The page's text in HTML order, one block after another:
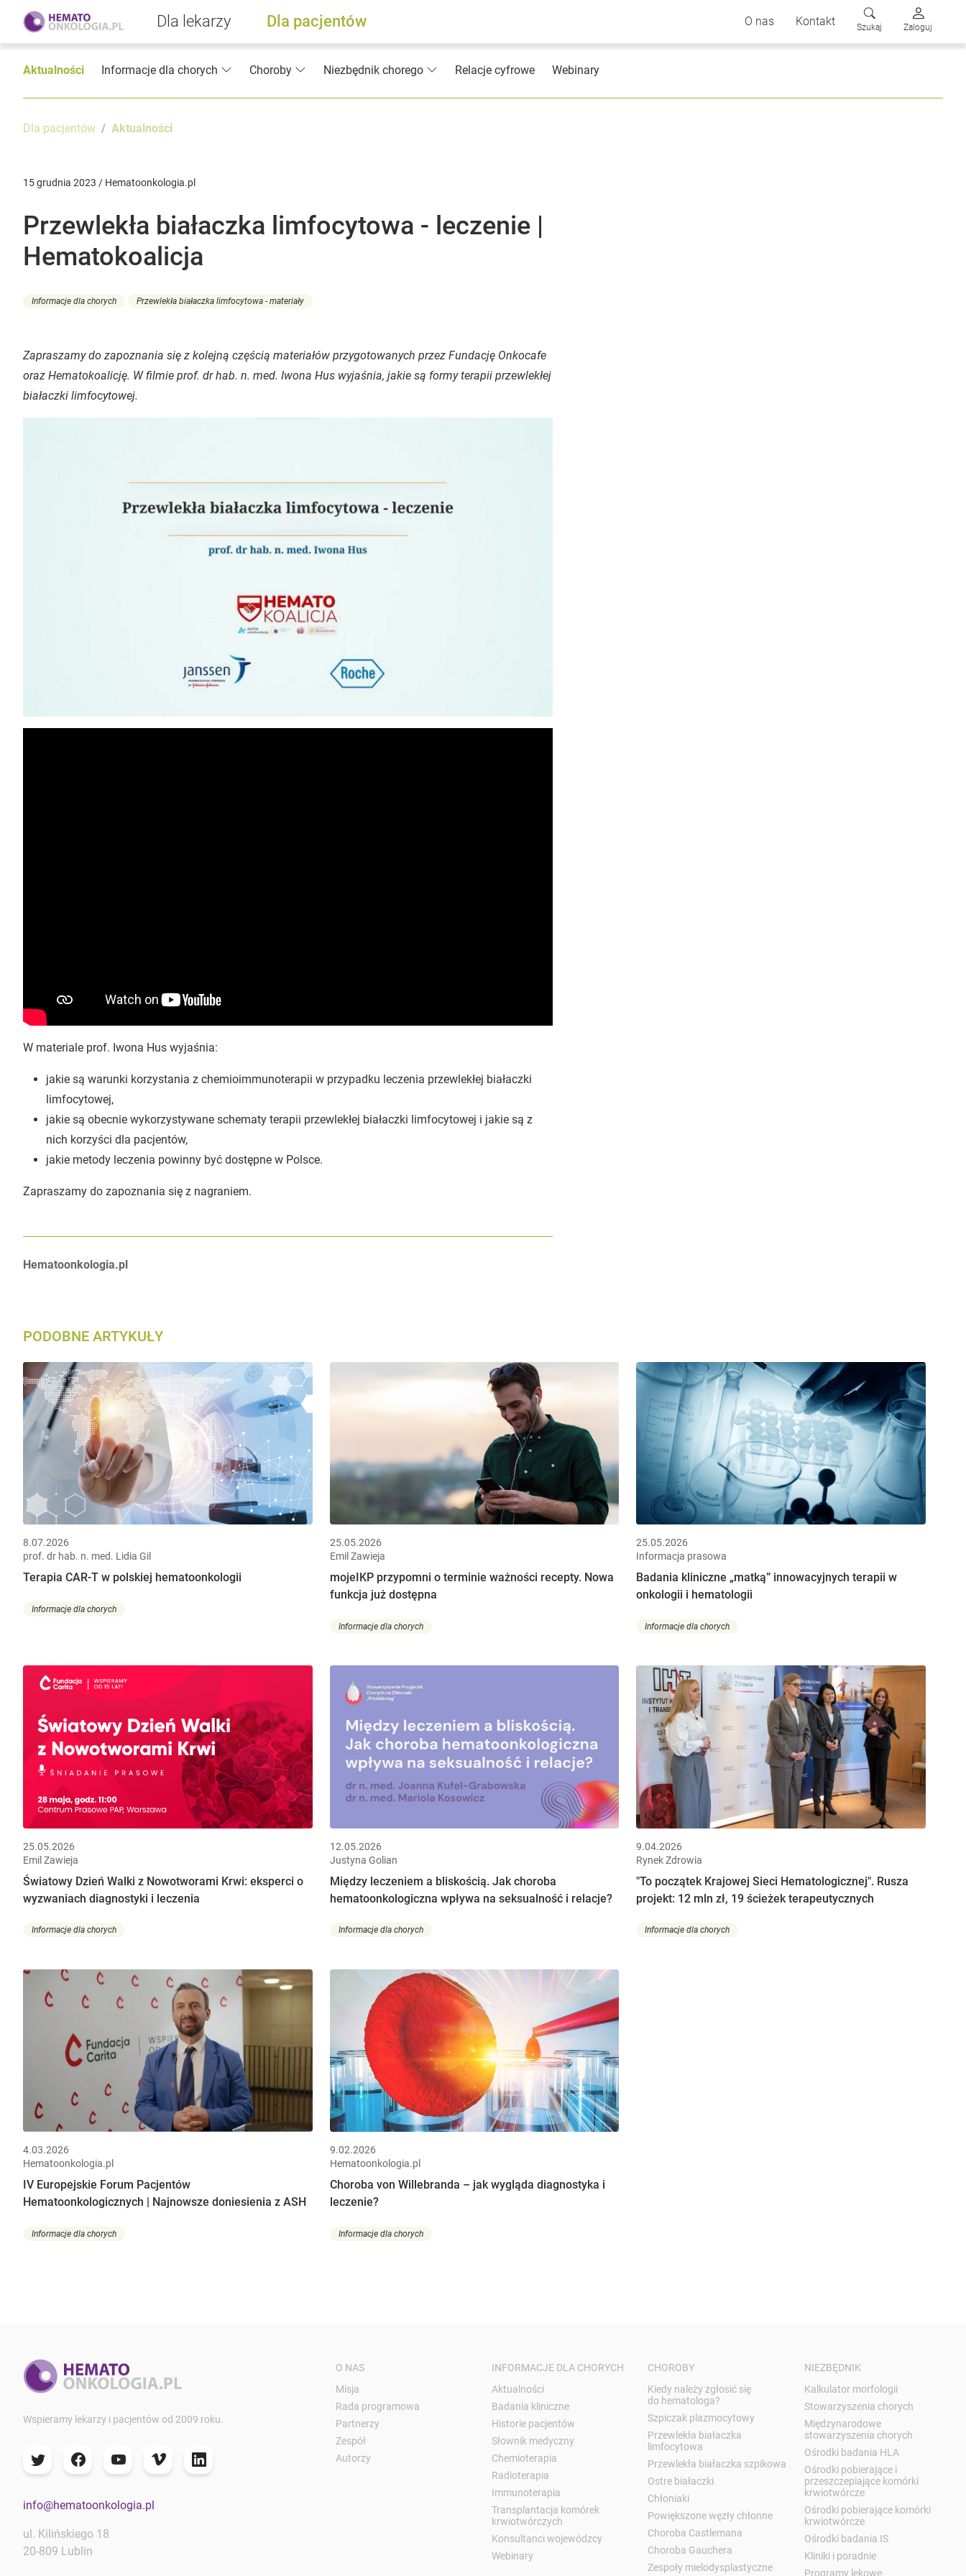
Dla lekarzy Dla pacjentów O nas Kontakt Szukaj Zaloguj
Aktualności Informacje dla chorych Choroby Niezbędnik chorego Relacje cyfrowe Webinary
Dla pacjentów Aktualności
15 grudnia 2023 / Hematoonkologia.pl
Przewlekła białaczka limfocytowa - leczenie |
Hematokoalicja
Informacje dla chorych Przewlekła białaczka limfocytowa - materiały
Zapraszamy do zapoznania się z kolejną częścią materiałów przygotowanych przez Fundację Onkocafe
oraz Hematokoalicję. W filmie prof. dr hab. n. med. Iwona Hus wyjaśnia, jakie są formy terapii przewlekłej
białaczki limfocytowej.
W materiale prof. Iwona Hus wyjaśnia:
jakie są warunki korzystania z chemioimmunoterapii w przypadku leczenia przewlekłej białaczki
limfocytowej,
jakie są obecnie wykorzystywane schematy terapii przewlekłej białaczki limfocytowej i jakie są z
nich korzyści dla pacjentów,
jakie metody leczenia powinny być dostępne w Polsce.
Zapraszamy do zapoznania się z nagraniem.
Autorzy:
Hematoonkologia.pl
PODOBNE ARTYKUŁY
8.07.2026
prof. dr hab. n. med. Lidia Gil
Terapia CAR-T w polskiej hematoonkologii
Informacje dla chorych
25.05.2026
Emil Zawieja
mojeIKP przypomni o terminie ważności recepty. Nowa
funkcja już dostępna
Informacje dla chorych
25.05.2026
Informacja prasowa
Badania kliniczne „matką” innowacyjnych terapii w
onkologii i hematologii
Informacje dla chorych
25.05.2026
Emil Zawieja
Światowy Dzień Walki z Nowotworami Krwi: eksperci o
wyzwaniach diagnostyki i leczenia
Informacje dla chorych
12.05.2026
Justyna Golian
Między leczeniem a bliskością. Jak choroba
hematoonkologiczna wpływa na seksualność i relacje?
Informacje dla chorych
9.04.2026
Rynek Zdrowia
"To początek Krajowej Sieci Hematologicznej". Rusza
projekt: 12 mln zł, 19 ścieżek terapeutycznych
Informacje dla chorych
4.03.2026
Hematoonkologia.pl
IV Europejskie Forum Pacjentów
Hematoonkologicznych | Najnowsze doniesienia z ASH
Informacje dla chorych
9.02.2026
Hematoonkologia.pl
Choroba von Willebranda – jak wygląda diagnostyka i
leczenie?
Informacje dla chorych
Wspieramy lekarzy i pacjentów od 2009 roku.
info@hematoonkologia.pl
ul. Kilińskiego 18
20-809 Lublin
O NAS
Misja
Rada programowa
Partnerzy
Zespół
Autorzy
INFORMACJE DLA CHORYCH
Aktualności
Badania kliniczne
Historie pacjentów
Słownik medyczny
Chemioterapia
Radioterapia
Immunoterapia
Transplantacja komórek
krwiotwórczych
Konsultanci wojewódzcy
Webinary
CHOROBY
Kiedy należy zgłosić się
do hematologa?
Szpiczak plazmocytowy
Przewlekła białaczka
limfocytowa
Przewlekła białaczka szpikowa
Ostre białaczki
Chłoniaki
Powiększone węzły chłonne
Choroba Castlemana
Choroba Gauchera
Zespoły mielodysplastyczne
NIEZBĘDNIK
Kalkulator morfologii
Stowarzyszenia chorych
Międzynarodowe
stowarzyszenia chorych
Ośrodki badania HLA
Ośrodki pobierające i
przeszczepiające komórki
krwiotwórcze
Ośrodki pobierające komórki
krwiotwórcze
Ośrodki badania IS
Kliniki i poradnie
Programy lekowe